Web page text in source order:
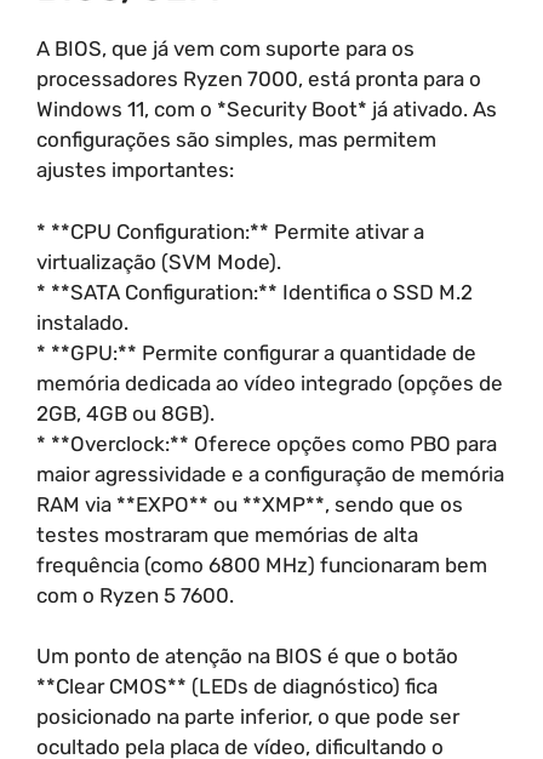
A BIOS, que já vem com suporte para os
processadores Ryzen 7000, está pronta para o
Windows 11, com o *Security Boot* já ativado. As
configurações são simples, mas permitem
ajustes importantes:
* **CPU Configuration:** Permite ativar a
virtualização (SVM Mode).
* **SATA Configuration:** Identifica o SSD M.2
instalado.
* **GPU:** Permite configurar a quantidade de
memória dedicada ao vídeo integrado (opções de
2GB, 4GB ou 8GB).
* **Overclock:** Oferece opções como PBO para
maior agressividade e a configuração de memória
RAM via **EXPO** ou **XMP**, sendo que os
testes mostraram que memórias de alta
frequência (como 6800 MHz) funcionaram bem
com o Ryzen 5 7600.
Um ponto de atenção na BIOS é que o botão
**Clear CMOS** (LEDs de diagnóstico) fica
posicionado na parte inferior, o que pode ser
ocultado pela placa de vídeo, dificultando o